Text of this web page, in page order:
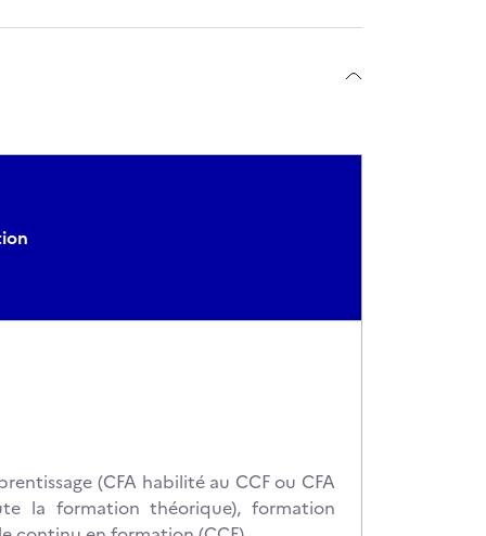
(CFA habilité au CCF ou CFA
la formation théorique), formation